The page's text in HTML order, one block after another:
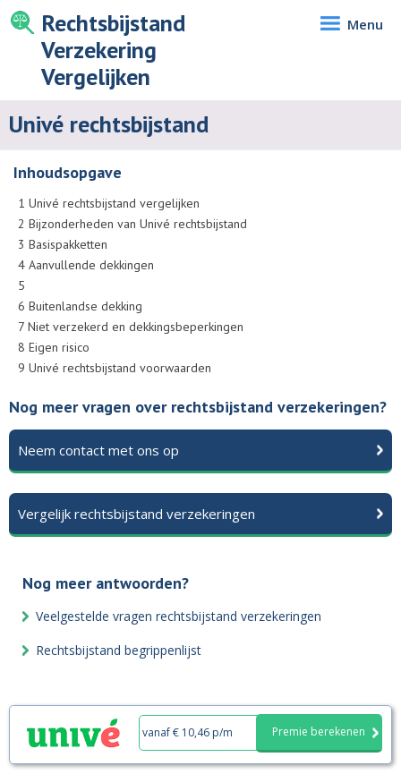
Rechtsbijstand
Verzekering
Vergelijken
Menu
Univé rechtsbijstand
Inhoudsopgave
1 Univé rechtsbijstand vergelijken
2 Bijzonderheden van Univé rechtsbijstand
3 Basispakketten
4 Aanvullende dekkingen
5
6 Buitenlandse dekking
7 Niet verzekerd en dekkingsbeperkingen
8 Eigen risico
9 Univé rechtsbijstand voorwaarden
Nog meer vragen over rechtsbijstand verzekeringen?
Neem contact met ons op
Vergelijk rechtsbijstand verzekeringen
Nog meer antwoorden?
Veelgestelde vragen rechtsbijstand verzekeringen
Rechtsbijstand begrippenlijst
vanaf € 10,46 p/m Premie berekenen